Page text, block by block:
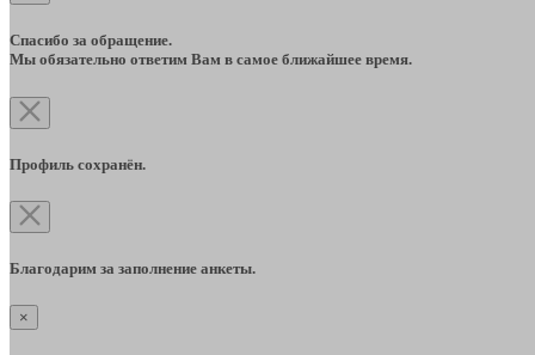
Спасибо за обращение.
Мы обязательно ответим Вам в самое ближайшее время.
Профиль сохранён.
Благодарим за заполнение анкеты.
×